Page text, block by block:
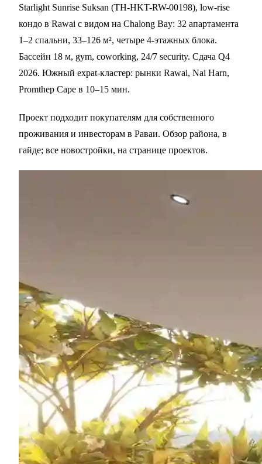
Starlight Sunrise Suksan (TH-HKT-RW-00198), low-rise
кондо в Rawai с видом на Chalong Bay: 32 апартамента
1–2 спальни, 33–126 м², четыре 4-этажных блока.
Бассейн 18 м, gym, coworking, 24/7 security. Сдача Q4
2026. Южный expat-кластер: рынки Rawai, Nai Harn,
Promthep Cape в 10–15 мин.
Проект подходит покупателям для собственного
проживания и инвесторам в Раваи. Обзор района, в
гайде; все новостройки, на странице проектов.